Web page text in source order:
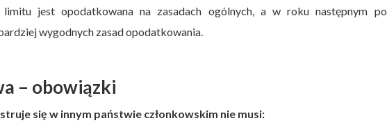
jest opodatkowana na zasadach ogólnych, a w roku następnym po
wygodnych zasad opodatkowania.
– obowiązki
się w innym państwie członkowskim nie musi: